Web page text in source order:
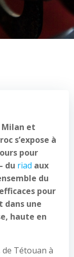
Milan et
s’expose à
pour
du riad aux
du
pour
dans une
haute en
de Tétouan à